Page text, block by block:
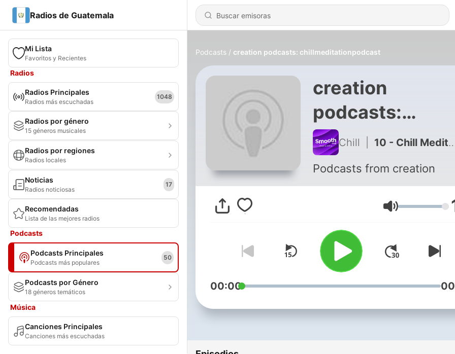
Radios de Guatemala
Mi Lista
Favoritos y Recientes
Radios
Radios Principales
Radios más escuchadas
1048
Radios por género
15 géneros musicales
Radios por regiones
Radios locales
Noticias
Radios noticiosas
17
Recomendadas
Lista de las mejores radios
Podcasts
Podcasts Principales
Podcasts más populares
50
Podcasts por Género
18 géneros temáticos
Música
Canciones Principales
Canciones más escuchadas
Podcasts creation podcasts: chillmeditationpodcast
creation
podcasts:
Chill 10 - Chill Meditation
Podcasts from creation
Volumen
00:00